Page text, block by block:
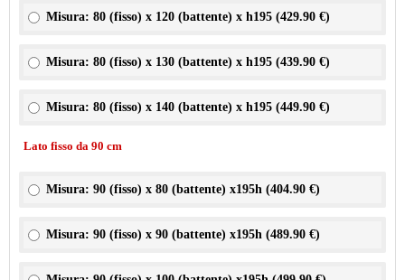
Misura: 80 (fisso) x 120 (battente) x h195 (429.90 €)
Misura: 80 (fisso) x 130 (battente) x h195 (439.90 €)
Misura: 80 (fisso) x 140 (battente) x h195 (449.90 €)
Lato fisso da 90 cm
Misura: 90 (fisso) x 80 (battente) x195h (404.90 €)
Misura: 90 (fisso) x 90 (battente) x195h (489.90 €)